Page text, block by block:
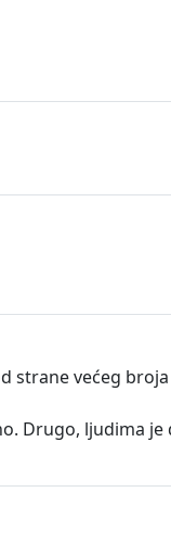
strane većeg
Drugo, ljudima je